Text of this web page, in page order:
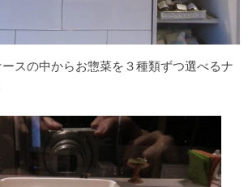
スの中からお惣菜を３種類ずつ選べるナ